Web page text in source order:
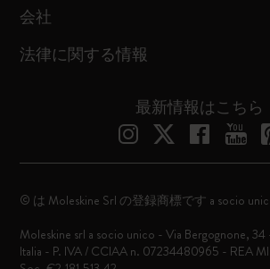
会社
法律に関する情報
最新情報はこちら
© は Moleskine Srl の登録商標です a socio
Moleskine srl a socio unico - Via Bergognone,
Italia - P. IVA / CCIAA n. 07234480965 - REA